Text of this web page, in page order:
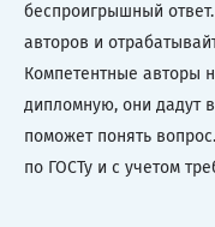
беспроигрышный
авторов и
Компетентные авторы
дипломную, они дадут
поможет понять
по ГОСТу и с учетом